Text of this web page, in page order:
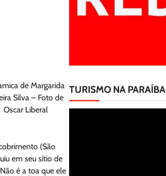
de Margarida
Silva – Foto de
Oscar Liberal
(São
em seu sítio de
é a toa que ele
TURISMO NA PARAÍBA